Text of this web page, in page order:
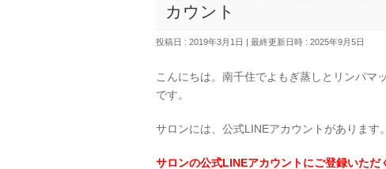
カウント
投稿日 : 2019年3月1日 最終更新日時 : 2025年9月5日
こんにちは。南千住でよもぎ蒸しとリンパマ
です。
サロンには、公式LINEアカウントがあります。
サロンの公式LINEアカウントにご登録いただ